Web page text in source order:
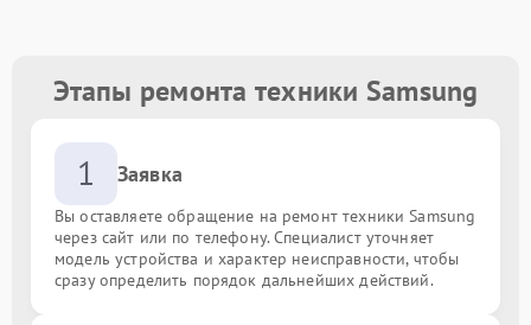
Этапы ремонта техники Samsung
1 Заявка
Вы оставляете обращение на ремонт техники Samsung
через сайт или по телефону. Специалист уточняет
модель устройства и характер неисправности, чтобы
сразу определить порядок дальнейших действий.